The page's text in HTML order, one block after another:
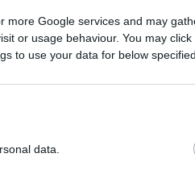
more Google services and may
or usage behaviour. You may
to use your data for below
data.
και τα
είναι μόνο μία
στο Χονγκ Κονγκ, το
στις 24 Φεβρουαρίου.